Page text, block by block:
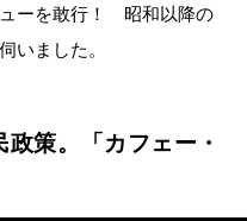
ーを敢行！ 昭和以降の
いました。
策。「カフェー・